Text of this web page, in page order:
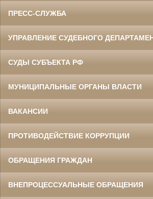
ПРЕСС-СЛУЖБА
УПРАВЛЕНИЕ СУДЕБНОГО
СУДЫ СУБЪЕКТА РФ
МУНИЦИПАЛЬНЫЕ ОРГАНЫ ВЛАСТИ
ВАКАНСИИ
ПРОТИВОДЕЙСТВИЕ КОРРУПЦИИ
ОБРАЩЕНИЯ ГРАЖДАН
ВНЕПРОЦЕССУАЛЬНЫЕ ОБРАЩЕНИЯ